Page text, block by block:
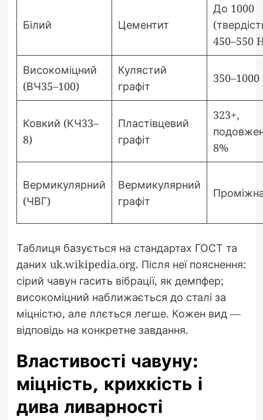
Білий Цементит
До 1000
450–550
Високоміцний
(ВЧ35–100)
Кулястий
графіт
350–1000
Ковкий (КЧ33–
8)
Пластівцевий
графіт
323+,
8%
Вермикулярний
(ЧВГ)
Вермикулярний
графіт
Таблиця базується на стандартах ГОСТ та
даних uk.wikipedia.org. Після неї пояснення:
сірий чавун гасить вібрації, як демпфер;
високоміцний наближається до сталі за
міцністю, але ллється легше. Кожен вид —
відповідь на конкретне завдання.
Властивості чавуну:
міцність, крихкість і
дива ливарності